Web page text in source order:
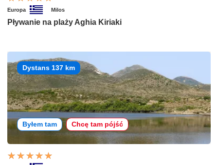
Europa Milos
Pływanie na plaży Aghia Kiriaki
Dystans 137 km
Byłem tam Chcę tam pójść